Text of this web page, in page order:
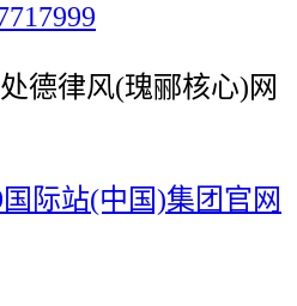
德律风(瑰郦核心)网
国际站(中国)集团官网